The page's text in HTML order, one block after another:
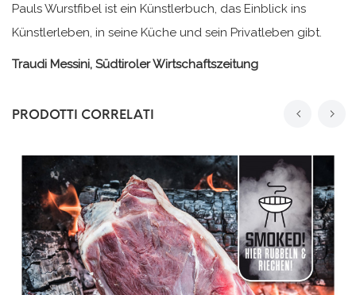
Pauls Wurstfibel ist ein Künstlerbuch, das Einblick ins
Künstlerleben, in seine Küche und sein Privatleben gibt.
Traudi Messini, Südtiroler Wirtschaftszeitung
PRODOTTI CORRELATI